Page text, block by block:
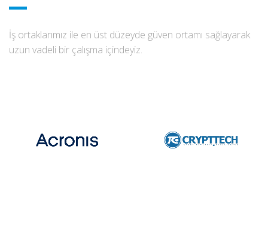
İş ortaklarımız ile en üst düzeyde güven ortamı sağlayarak
uzun vadeli bir çalışma içindeyiz.